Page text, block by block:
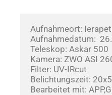
Aufnahmeort:
Aufnahmedatum:
Teleskop: Askar 500
Kamera: ZWO ASI
Filter: UV-IRcut
Belichtungszeit:
Bearbeitet mit: